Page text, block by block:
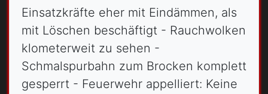
Einsatzkräfte eher mit Eindämmen, als
mit Löschen beschäftigt - Rauchwolken
klometerweit zu sehen -
Schmalspurbahn zum Brocken komplett
gesperrt - Feuerwehr appelliert: Keine